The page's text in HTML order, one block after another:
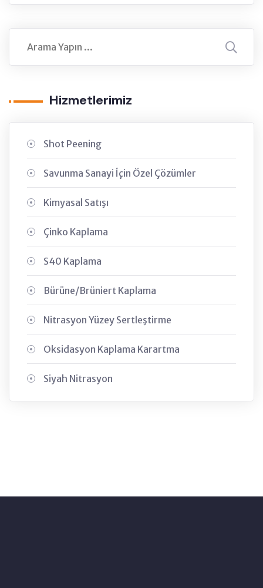
Hizmetlerimiz
Shot Peening
Savunma Sanayi İçin Özel Çözümler
Kimyasal Satışı
Çinko Kaplama
S40 Kaplama
Bürüne/Brüniert Kaplama
Nitrasyon Yüzey Sertleştirme
Oksidasyon Kaplama Karartma
Siyah Nitrasyon